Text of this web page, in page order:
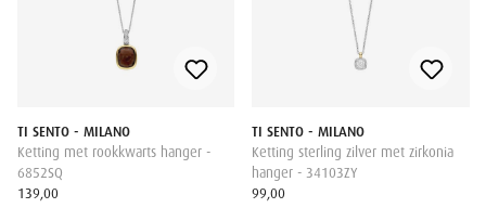
TI SENTO - MILANO
Ketting met rookkwarts hanger -
6852SQ
139,00
TI SENTO - MILANO
Ketting sterling zilver met zirkonia
hanger - 34103ZY
99,00